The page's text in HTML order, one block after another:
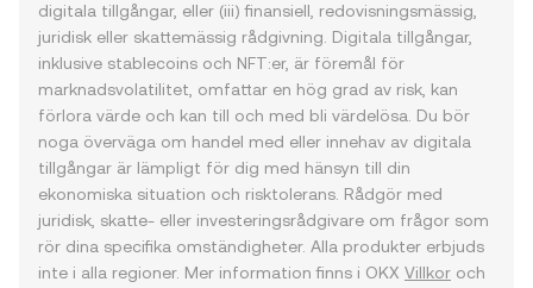
digitala tillgångar, eller (iii) finansiell, redovisningsmässig,
juridisk eller skattemässig rådgivning. Digitala tillgångar,
inklusive stablecoins och NFT:er, är föremål för
marknadsvolatilitet, omfattar en hög grad av risk, kan
förlora värde och kan till och med bli värdelösa. Du bör
noga överväga om handel med eller innehav av digitala
tillgångar är lämpligt för dig med hänsyn till din
ekonomiska situation och risktolerans. Rådgör med
juridisk, skatte- eller investeringsrådgivare om frågor som
rör dina specifika omständigheter. Alla produkter erbjuds
inte i alla regioner. Mer information finns i OKX Villkor och